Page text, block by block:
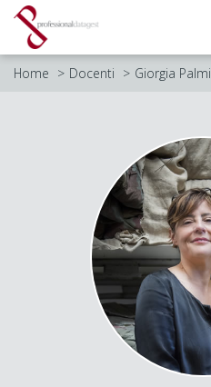
Home Docenti Giorgia